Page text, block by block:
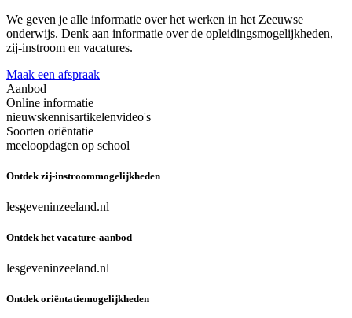
We geven je alle informatie over het werken in het Zeeuwse
onderwijs. Denk aan informatie over de opleidingsmogelijkheden,
zij-instroom en vacatures.
Maak een afspraak
Aanbod
Online informatie
nieuwskennisartikelenvideo's
Soorten oriëntatie
meeloopdagen op school
Ontdek zij-instroommogelijkheden
lesgeveninzeeland.nl
Ontdek het vacature-aanbod
lesgeveninzeeland.nl
Ontdek oriëntatiemogelijkheden